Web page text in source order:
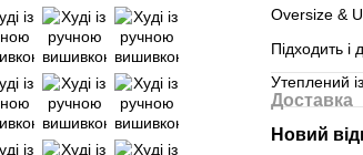
Oversize &
Підходить і
Утеплений
Доставка
Новий